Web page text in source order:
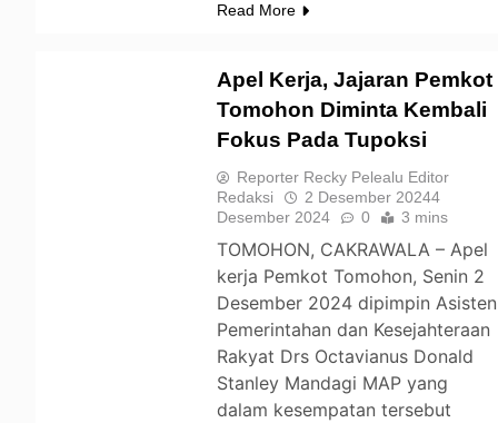
Read More
Apel Kerja, Jajaran Pemkot
Tomohon Diminta Kembali
Fokus Pada Tupoksi
Reporter Recky Pelealu Editor
Redaksi
2 Desember 20244
Desember 2024
0 3 mins
TOMOHON, CAKRAWALA – Apel
kerja Pemkot Tomohon, Senin 2
Desember 2024 dipimpin Asisten
Pemerintahan dan Kesejahteraan
Rakyat Drs Octavianus Donald
Stanley Mandagi MAP yang
dalam kesempatan tersebut